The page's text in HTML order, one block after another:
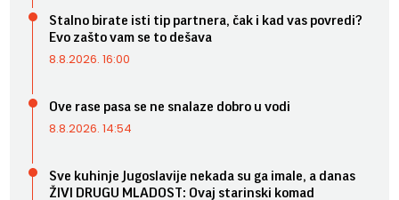
Stalno birate isti tip partnera, čak i kad vas povredi?
Evo zašto vam se to dešava
8.8.2026. 16:00
Ove rase pasa se ne snalaze dobro u vodi
8.8.2026. 14:54
Sve kuhinje Jugoslavije nekada su ga imale, a danas
ŽIVI DRUGU MLADOST: Ovaj starinski komad